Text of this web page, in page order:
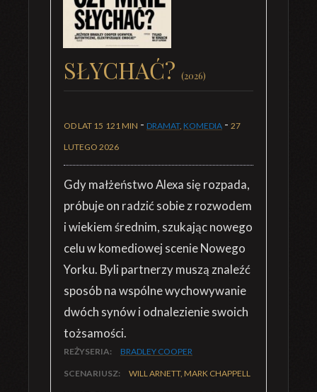
SŁYCHAĆ? (2026)
OD LAT 15 121 MIN - DRAMAT, KOMEDIA - 27
LUTEGO 2026
Gdy małżeństwo Alexa się rozpada,
próbuje on radzić sobie z rozwodem
i wiekiem średnim, szukając nowego
celu w komediowej scenie Nowego
Yorku. Byli partnerzy muszą znaleźć
sposób na wspólne wychowywanie
dwóch synów i odnalezienie swoich
tożsamości.
REŻYSERIA: BRADLEY COOPER
SCENARIUSZ: WILL ARNETT, MARK CHAPPELL